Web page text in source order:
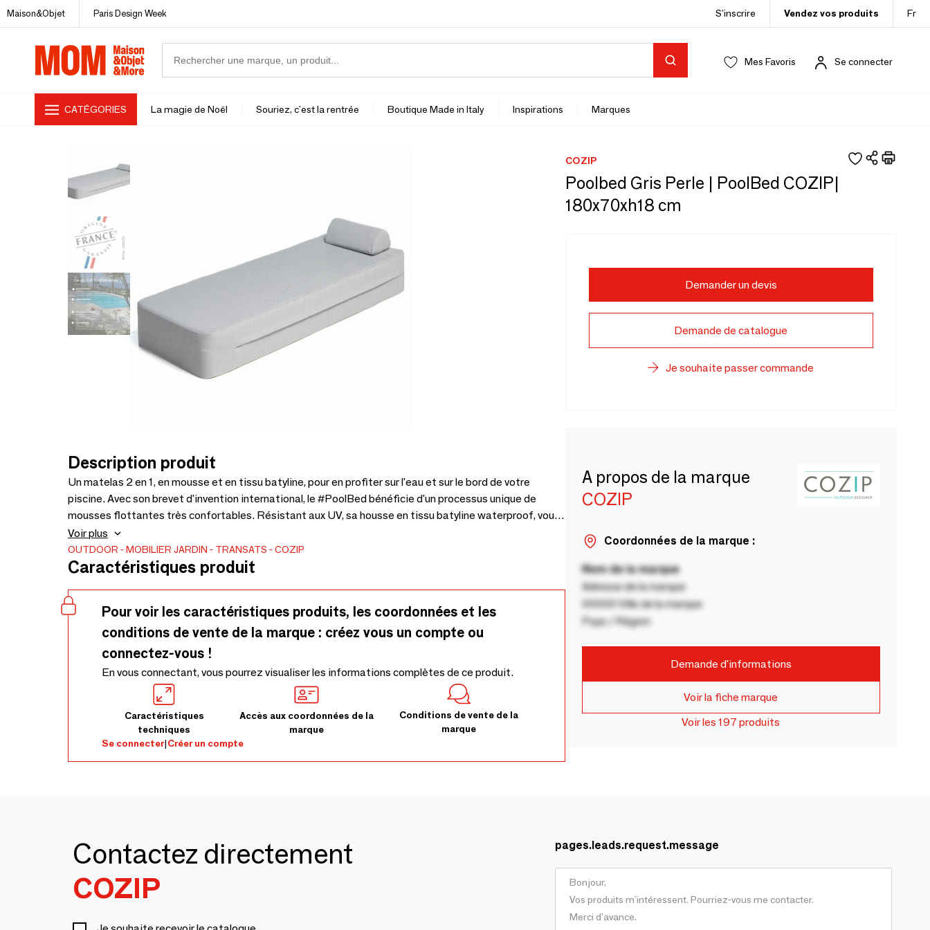
Maison&Objet Paris Design Week S’inscrire Vendez vos produits Fr
Mes Favoris Se connecter
CATÉGORIES La magie de Noël Souriez, c'est la rentrée Boutique Made in Italy Inspirations Marques
Description produit
Un matelas 2 en 1, en mousse et en tissu batyline, pour en profiter sur l'eau et sur le bord de votre
piscine. Avec son brevet d'invention international, le #PoolBed bénéficie d'un processus unique de
mousses flottantes très confortables. Résistant aux UV, sa housse en tissu batyline waterproof, vous
permet de le nettoyer facilement au jet d'eau et au savon de Marseille. Batyline grille en dessous anti
abrasion et respirante Attention eau de javel pure et "chlore choc" interdit. Conforme à la norme NF
ISO 25649-1/2/3 Norme internationale obligatoire pour tout produit flottant.
Voir plus
OUTDOOR MOBILIER JARDIN TRANSATS COZIP
Caractéristiques produit
Pour voir les caractéristiques produits, les coordonnées et les
conditions de vente de la marque : créez vous un compte ou
connectez-vous !
En vous connectant, vous pourrez visualiser les informations complètes de ce produit.
Caractéristiques
techniques
Accès aux coordonnées de la
marque
Conditions de vente de la
marque
Se connecter|Créer un compte
COZIP
Poolbed Gris Perle | PoolBed COZIP|
180x70xh18 cm
Demander un devis
Demande de catalogue
Je souhaite passer commande
A propos de la marque
COZIP
Coordonnées de la marque :
Nom de la marque
Adresse de la marque
00000 Ville de la marque
Pays / Région
Demande d'informations
Voir la fiche marque
Voir les 197 produits
Contactez directement
COZIP
pages.leads.request.message